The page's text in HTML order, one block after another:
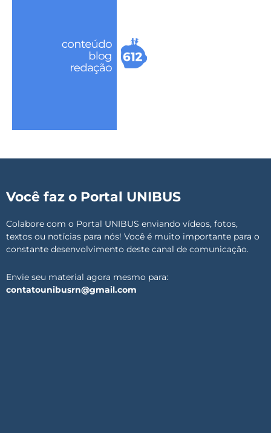
Você faz o Portal UNIBUS
Colabore com o Portal UNIBUS enviando vídeos, fotos,
textos ou notícias para nós! Você é muito importante para o
constante desenvolvimento deste canal de comunicação.
Envie seu material agora mesmo para:
contatounibusrn@gmail.com